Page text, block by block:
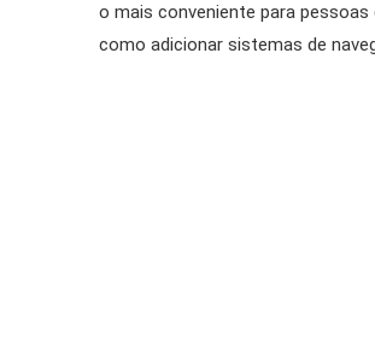
o mais conveniente para
como adicionar sistemas de